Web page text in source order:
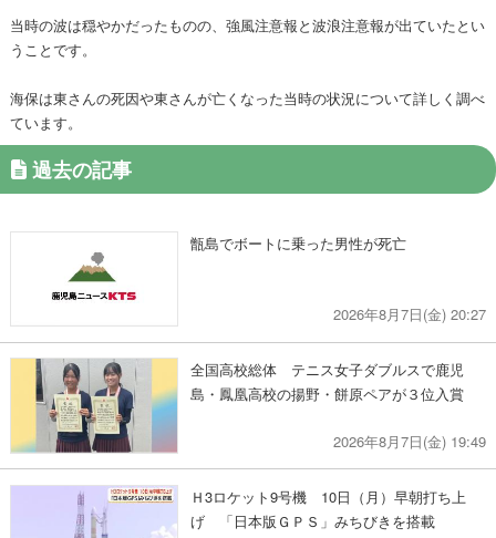
当時の波は穏やかだったものの、強風注意報と波浪注意報が出ていたとい
うことです。
海保は東さんの死因や東さんが亡くなった当時の状況について詳しく調べ
ています。
過去の記事
甑島でボートに乗った男性が死亡
2026年8月7日(金) 20:27
全国高校総体 テニス女子ダブルスで鹿児
島・鳳凰高校の揚野・餅原ペアが３位入賞
2026年8月7日(金) 19:49
Ｈ3ロケット9号機 10日（月）早朝打ち上
げ 「日本版ＧＰＳ」みちびきを搭載